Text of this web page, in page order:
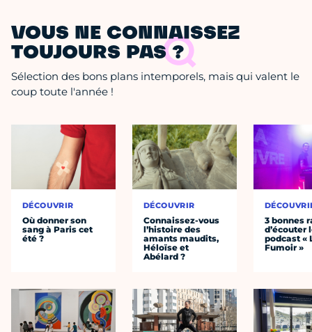
VOUS NE CONNAISSEZ
TOUJOURS PAS ?
Sélection des bons plans intemporels, mais qui valent le
coup toute l'année !
DÉCOUVRIR
Où donner son
sang à Paris cet
été ?
DÉCOUVRIR
Connaissez-vous
l’histoire des
amants maudits,
Héloïse et
Abélard ?
3 bonnes
d’écouter
podcast «
Fumoir »